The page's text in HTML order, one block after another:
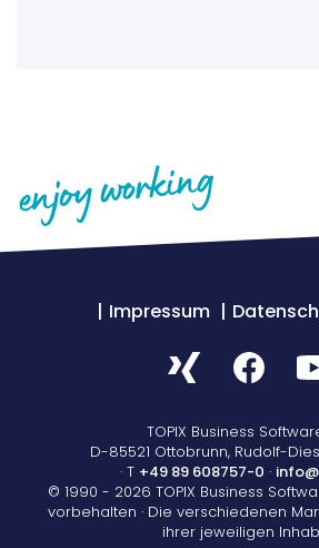
Impressum
TOPIX Business
D-85521 Ottobrunn, Rudolf-
· T +49 89 608757-0 ·
© 1990 - 2026 TOPIX Business
vorbehalten · Die verschiedenen
ihrer jeweiligen